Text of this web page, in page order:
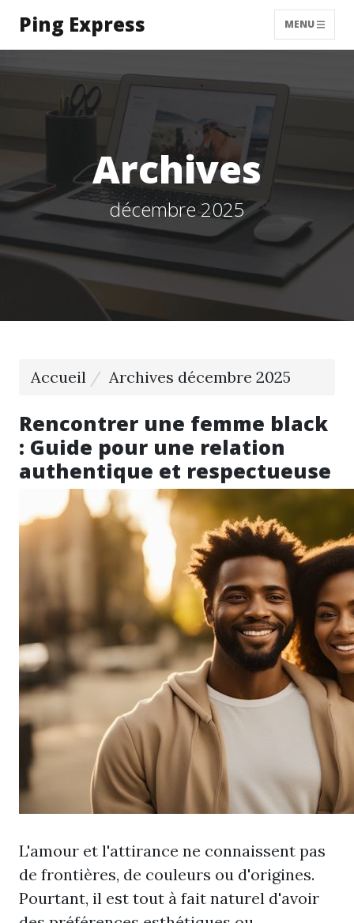
Ping Express MENU
Archives
décembre 2025
Accueil Archives décembre 2025
Rencontrer une femme black
: Guide pour une relation
authentique et respectueuse
L'amour et l'attirance ne connaissent pas
de frontières, de couleurs ou d'origines.
Pourtant, il est tout à fait naturel d'avoir